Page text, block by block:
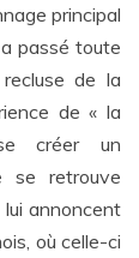
principal
passé toute
de la
de « la
créer un
se retrouve
annoncent
où celle-ci